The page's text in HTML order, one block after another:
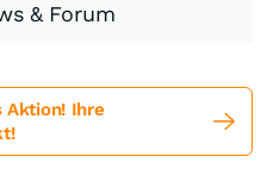
& Forum
Aktion! Ihre